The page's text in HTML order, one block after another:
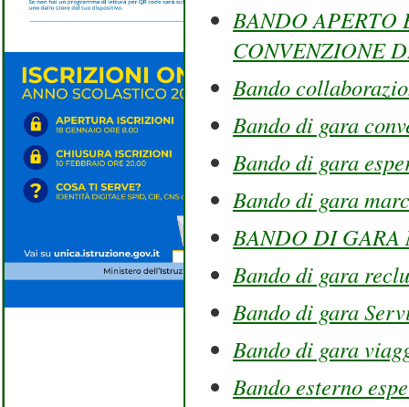
BANDO APERTO
CONVENZIONE
Bando
Bando di gara
Bando di gara
Bando di gara
BANDO DI
Bando di gara
Bando di gara
Bando di gara
Bando esterno